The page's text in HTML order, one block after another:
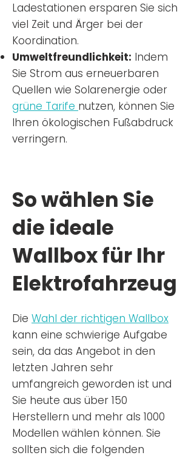
Ladestationen ersparen Sie sich
viel Zeit und Ärger bei der
Koordination.
Umweltfreundlichkeit: Indem
Sie Strom aus erneuerbaren
Quellen wie Solarenergie oder
grüne Tarife nutzen, können Sie
Ihren ökologischen Fußabdruck
verringern.
So wählen Sie
die ideale
Wallbox für Ihr
Elektrofahrzeug
Die Wahl der richtigen Wallbox
kann eine schwierige Aufgabe
sein, da das Angebot in den
letzten Jahren sehr
umfangreich geworden ist und
Sie heute aus über 150
Herstellern und mehr als 1000
Modellen wählen können. Sie
sollten sich die folgenden